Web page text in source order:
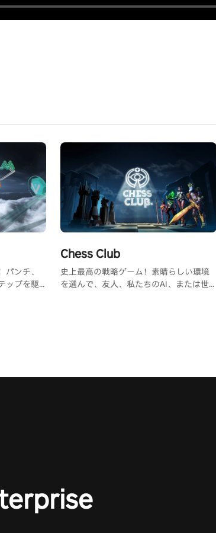
ンチ、
ップを駆
Chess Club
史上最高の戦略ゲーム！素晴らしい環境
を選んで、友人、私たちのAI、または世